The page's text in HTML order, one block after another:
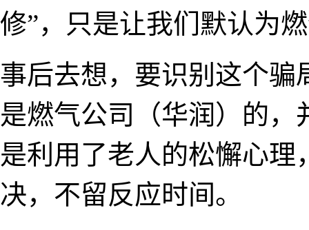
修”，只是让我们默认为
事后去想，要识别这个骗
是燃气公司（华润）的
是利用了老人的松懈心
决，不留反应时间。